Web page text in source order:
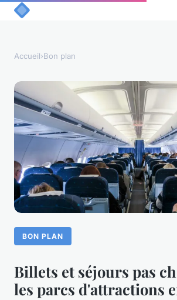
Accueil›Bon plan
BON PLAN
Billets et séjours pas
les parcs d'attractions